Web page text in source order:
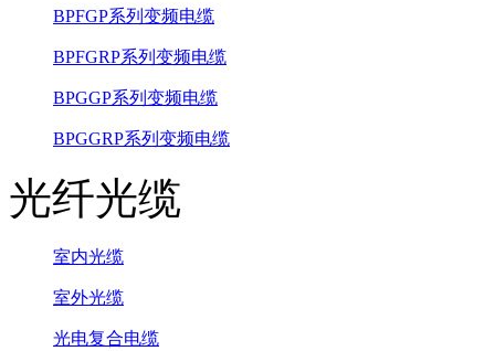
BPFGP系列变频电缆
BPFGRP系列变频电缆
BPGGP系列变频电缆
BPGGRP系列变频电缆
光纤光缆
室内光缆
室外光缆
光电复合电缆